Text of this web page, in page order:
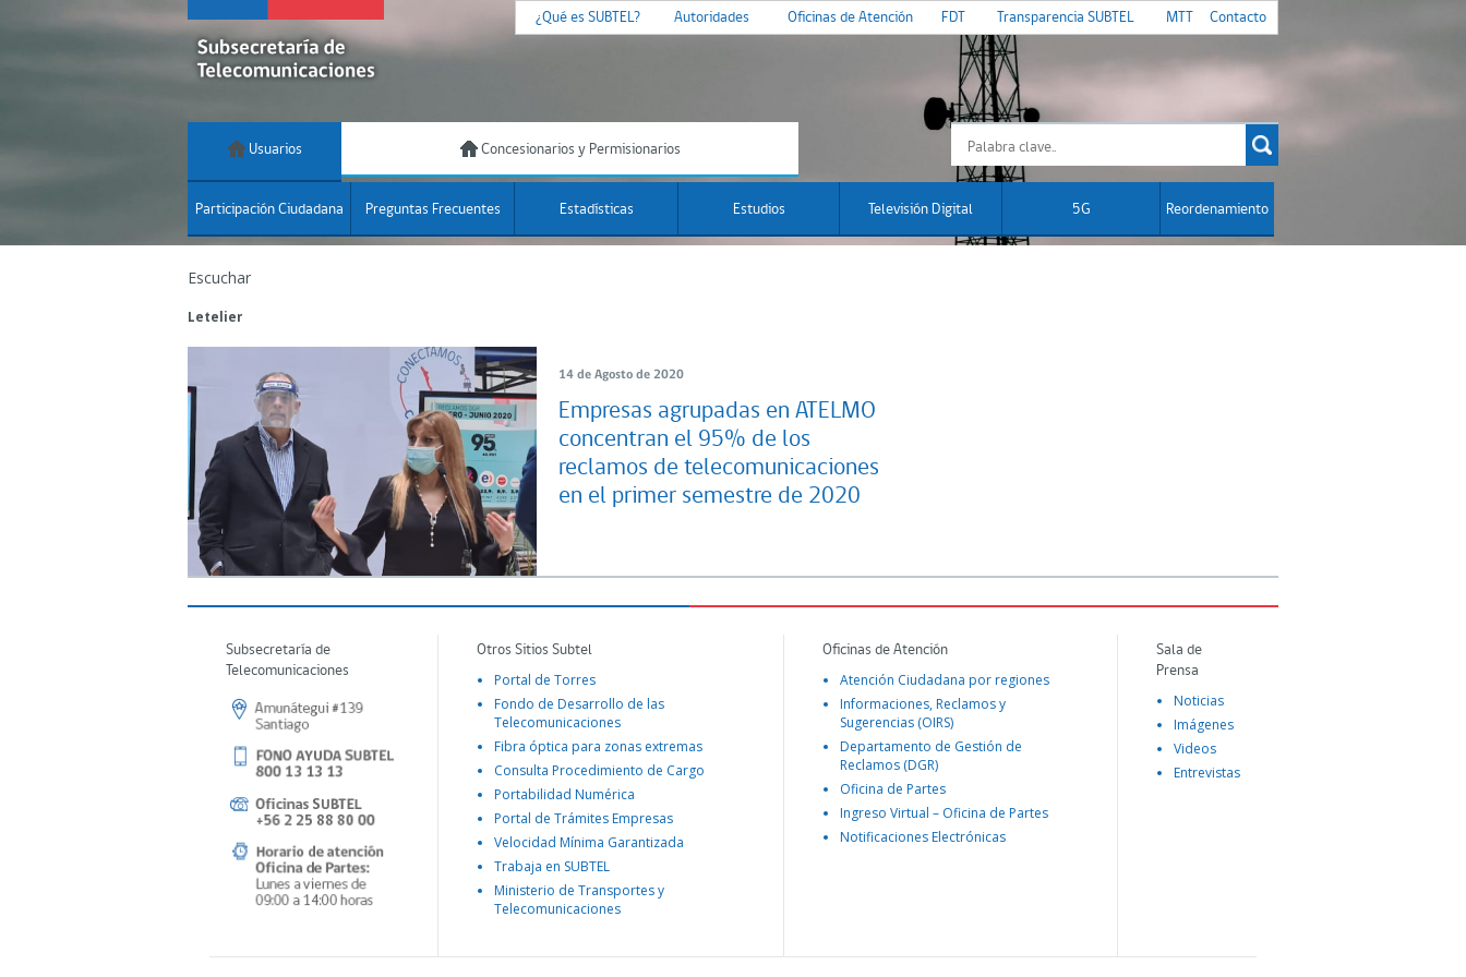
¿Qué es SUBTEL? Autoridades Oficinas de Atención FDT Transparencia SUBTEL MTT Contacto
Usuarios Concesionarios y Permisionarios
Participación Ciudadana Preguntas Frecuentes Estadísticas Estudios Televisión Digital 5G Reordenamiento
Escuchar
Letelier
14 de Agosto de 2020
Empresas agrupadas en ATELMO
concentran el 95% de los
reclamos de telecomunicaciones
en el primer semestre de 2020
Subsecretaría de
Telecomunicaciones
Otros Sitios Subtel
Portal de Torres
Fondo de Desarrollo de las
Telecomunicaciones
Fibra óptica para zonas extremas
Consulta Procedimiento de Cargo
Portabilidad Numérica
Portal de Trámites Empresas
Velocidad Mínima Garantizada
Trabaja en SUBTEL
Ministerio de Transportes y
Telecomunicaciones
Oficinas de Atención
Atención Ciudadana por regiones
Informaciones, Reclamos y
Sugerencias (OIRS)
Departamento de Gestión de
Reclamos (DGR)
Oficina de Partes
Ingreso Virtual – Oficina de Partes
Notificaciones Electrónicas
Sala de
Prensa
Noticias
Imágenes
Videos
Entrevistas